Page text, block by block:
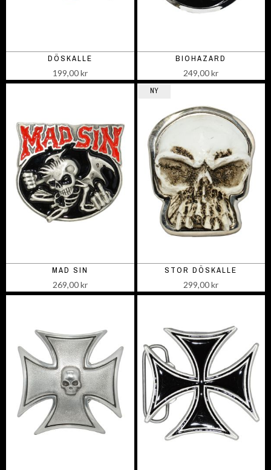
DÖSKALLE
199,00 kr
BIOHAZARD
249,00 kr
MAD SIN
269,00 kr
NY
STOR DÖSKALLE
299,00 kr